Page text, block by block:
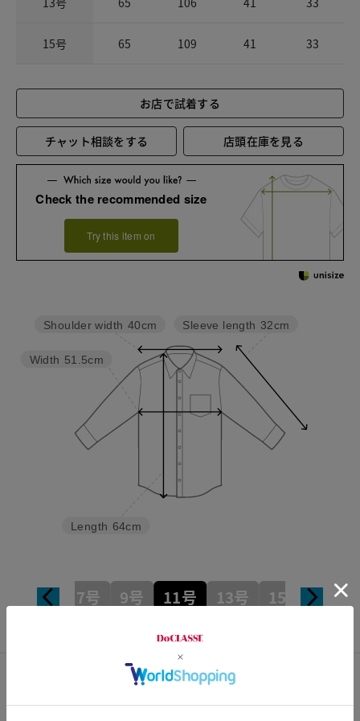
15号 65 109 41 33
お店で試着する
チャット相談をする 店頭在庫を見る
Check the recommended size
Try this item on
Sleeve length 32cm
Length 64cm
Width 51.5cm
Shoulder width 40cm
7号 9号 11号 13号 15号
カスタマーレビュー